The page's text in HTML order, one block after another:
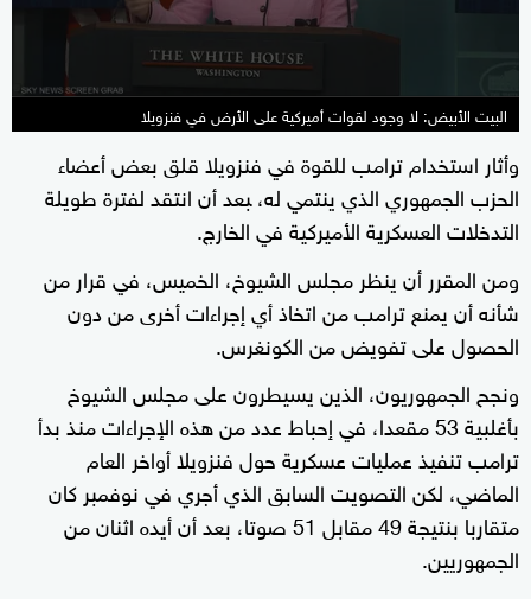
البيت الأبيض: لا وجود لقوات أميركية على الأرض في فنزويلا
وأثار استخدام ترامب للقوة في فنزويلا قلق بعض أعضاء
الحزب الجمهوري الذي ينتمي له، ‍بعد أن انتقد لفترة طويلة
التدخلات العسكرية الأميركية في الخارج.
ومن المقرر أن ينظر مجلس الشيوخ، الخميس، في قرار من
شأنه أن يمنع ترامب من اتخاذ أي إجراءات أخرى من دون
الحصول على تفويض من الكونغرس.
ونجح الجمهوريون، الذين يسيطرون على مجلس الشيوخ
بأغلبية 53 مقعدا، في إحباط عدد من هذه الإجراءات منذ بدأ
ترامب تنفيذ عمليات عسكرية ‌حول فنزويلا أواخر العام
الماضي، لكن التصويت السابق الذي أجري في نوفمبر كان
متقاربا بنتيجة 49 مقابل 51 صوتا، بعد أن أيده اثنان من
الجمهوريين.